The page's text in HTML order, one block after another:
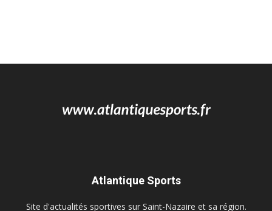
Atlantique Sports
Site d'actualités sportives sur Saint-Nazaire et sa région.